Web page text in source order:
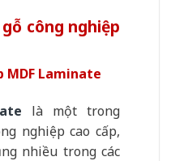
công nghiệp
MDF Laminate
là một trong
nghiệp cao cấp,
nhiều trong các